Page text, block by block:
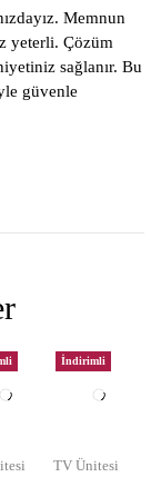
Memnun
yeterli. Çözüm
sağlanır. Bu
güvenle
İndirimli
TV Ünitesi